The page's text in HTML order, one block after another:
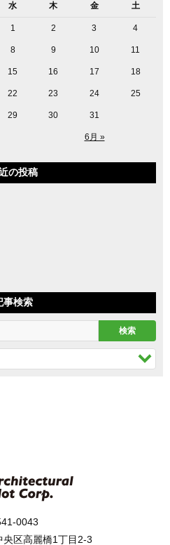
水 木 金 土
6月 »
1 2 3 4
8 9 10 11
15 16 17 18
22 23 24 25
29 30 31
の投稿
事検索
0043
央区高麗橋1丁目2-3